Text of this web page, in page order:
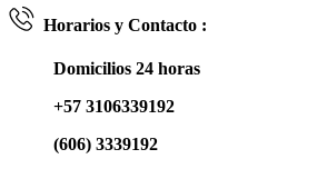
Horarios y Contacto :
Domicilios 24 horas
+57 3106339192
(606) 3339192